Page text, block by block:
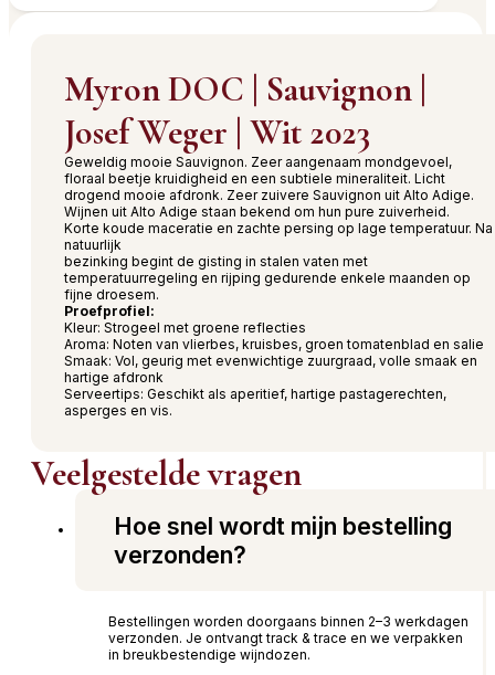
Myron DOC | Sauvignon |
Josef Weger | Wit 2023
Geweldig mooie Sauvignon. Zeer aangenaam mondgevoel,
floraal beetje kruidigheid en een subtiele mineraliteit. Licht
drogend mooie afdronk. Zeer zuivere Sauvignon uit Alto Adige.
Wijnen uit Alto Adige staan bekend om hun pure zuiverheid.
Korte koude maceratie en zachte persing op lage temperatuur. Na
natuurlijk
bezinking begint de gisting in stalen vaten met
temperatuurregeling en rijping gedurende enkele maanden op
fijne droesem.
Proefprofiel:
Kleur: Strogeel met groene reflecties
Aroma: Noten van vlierbes, kruisbes, groen tomatenblad en salie
Smaak: Vol, geurig met evenwichtige zuurgraad, volle smaak en
hartige afdronk
Serveertips: Geschikt als aperitief, hartige pastagerechten,
asperges en vis.
Veelgestelde vragen
Hoe snel wordt mijn bestelling
verzonden?
Bestellingen worden doorgaans binnen 2–3 werkdagen
verzonden. Je ontvangt track & trace en we verpakken
in breukbestendige wijndozen.